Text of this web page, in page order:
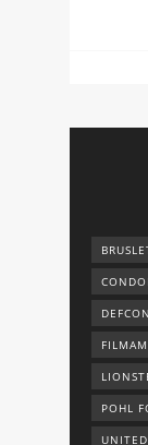
FILMAM
POHL